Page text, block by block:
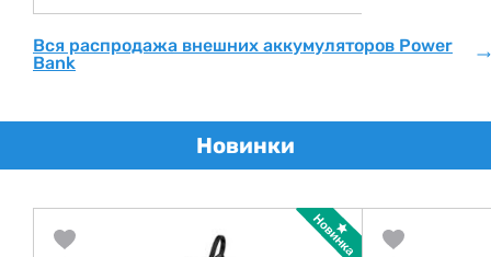
Вся распродажа внешних аккумуляторов Power
Bank
Новинки